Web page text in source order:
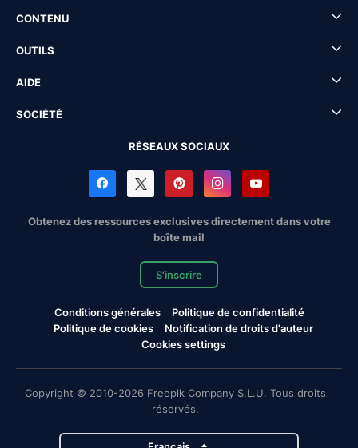
CONTENU
OUTILS
AIDE
SOCIÉTÉ
RÉSEAUX SOCIAUX
Obtenez des ressources exclusives directement dans votre
boîte mail
S'inscrire
Conditions générales
Politique de confidentialité
Politique de cookies
Notification de droits d'auteur
Cookies settings
Copyright © 2010-2026 Freepik Company S.L.U. Tous droits
réservés.